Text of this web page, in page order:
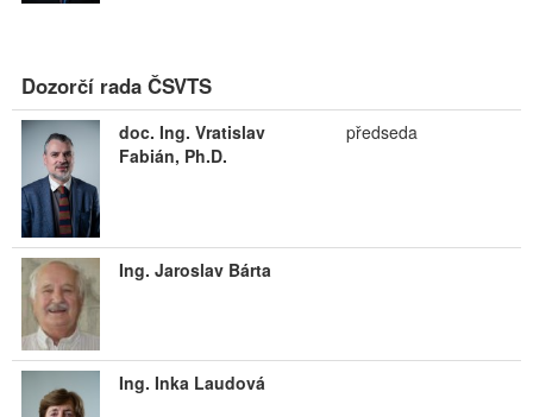
Dozorčí rada ČSVTS
doc. Ing. Vratislav
Fabián, Ph.D.
předseda
Ing. Jaroslav Bárta
Ing. Inka Laudová